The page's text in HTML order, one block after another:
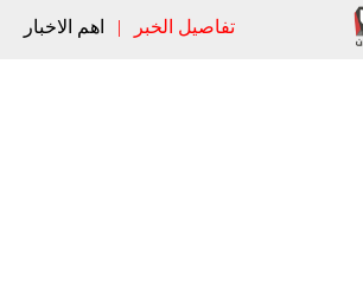
تفاصيل الخبر | اهم الاخبار